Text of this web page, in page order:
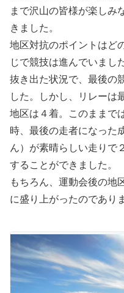
まで沢山の皆様が楽しみ
きました。
地区対抗のポイントはど
じで競技は進んでいまし
抜き出た状況で、最後の
した。しかし、リレーは
地区は４着。このままで
時、最後の走者になった
ん）が素晴らしい走りで
することができました。
もちろん、運動会後の地
に盛り上がったのであり